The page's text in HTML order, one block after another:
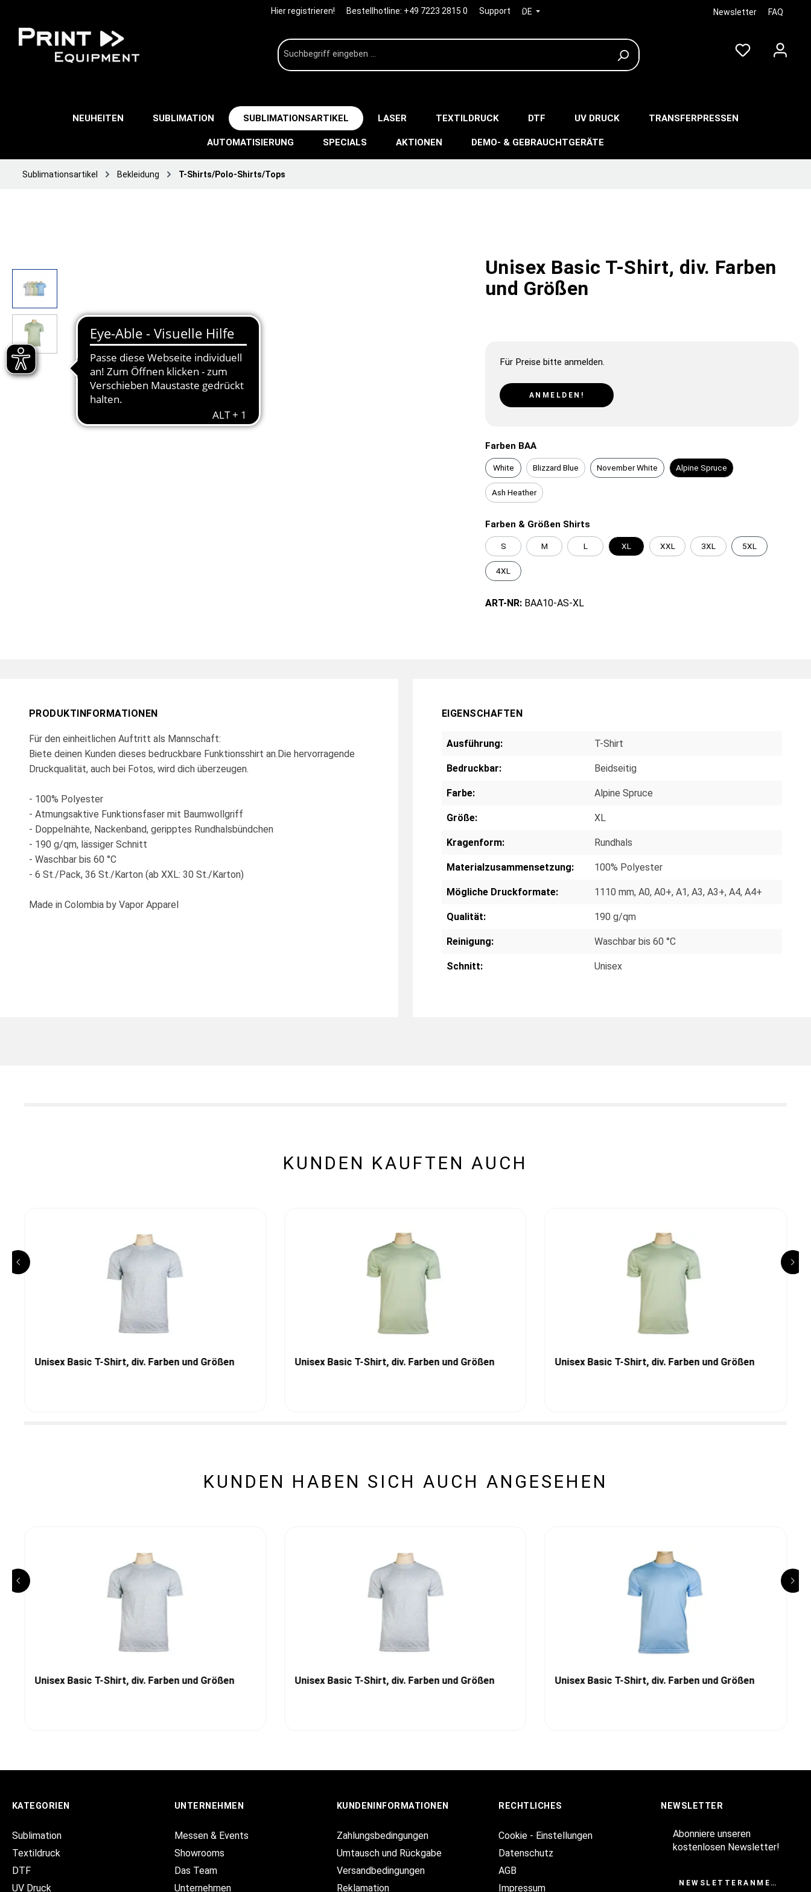
Hier registrieren! Bestellhotline: +49 7223 2815 0 Support DE Newsletter FAQ
NEUHEITEN SUBLIMATION SUBLIMATIONSARTIKEL LASER TEXTILDRUCK DTF UV DRUCK TRANSFERPRESSEN
AUTOMATISIERUNG SPECIALS AKTIONEN DEMO- & GEBRAUCHTGERÄTE
Sublimationsartikel Bekleidung T-Shirts/Polo-Shirts/Tops
Unisex Basic T-Shirt, div. Farben
und Größen
Für Preise bitte anmelden.
ANMELDEN!
Farben BAA
White Blizzard Blue November White Alpine Spruce
Ash Heather
Farben & Größen Shirts
S M L XL XXL 3XL 5XL
4XL
ART-NR: BAA10-AS-XL
PRODUKTINFORMATIONEN
Für den einheitlichen Auftritt als Mannschaft:
Biete deinen Kunden dieses bedruckbare Funktionsshirt an.Die hervorragende
Druckqualität, auch bei Fotos, wird dich überzeugen.
- 100% Polyester
- Atmungsaktive Funktionsfaser mit Baumwollgriff
- Doppelnähte, Nackenband, geripptes Rundhalsbündchen
- 190 g/qm, lässiger Schnitt
- Waschbar bis 60 °C
- 6 St./Pack, 36 St./Karton (ab XXL: 30 St./Karton)
Made in Colombia by Vapor Apparel
EIGENSCHAFTEN
Ausführung: T-Shirt
Bedruckbar: Beidseitig
Farbe: Alpine Spruce
Größe: XL
Kragenform: Rundhals
Materialzusammensetzung: 100% Polyester
Mögliche Druckformate: 1110 mm, A0, A0+, A1, A3, A3+, A4, A4+
Qualität: 190 g/qm
Reinigung: Waschbar bis 60 °C
Schnitt: Unisex
KUNDEN KAUFTEN AUCH
Unisex Basic T-Shirt, div. Farben und Größen Unisex Basic T-Shirt, div. Farben und Größen Unisex Basic T-Shirt, div. Farben und Größen
KUNDEN HABEN SICH AUCH ANGESEHEN
Unisex Basic T-Shirt, div. Farben und Größen Unisex Basic T-Shirt, div. Farben und Größen Unisex Basic T-Shirt, div. Farben und Größen
KATEGORIEN
Sublimation
Textildruck
DTF
UV Druck
UNTERNEHMEN
Messen & Events
Showrooms
Das Team
Unternehmen
KUNDENINFORMATIONEN
Zahlungsbedingungen
Umtausch und Rückgabe
Versandbedingungen
Reklamation
RECHTLICHES
Cookie - Einstellungen
Datenschutz
AGB
Impressum
NEWSLETTER
Abonniere unseren
kostenlosen Newsletter!
NEWSLETTERANMELDUNG